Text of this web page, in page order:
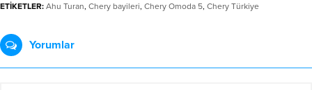
ETİKETLER: Ahu Turan, Chery bayileri, Chery Omoda 5, Chery Türkiye
Yorumlar